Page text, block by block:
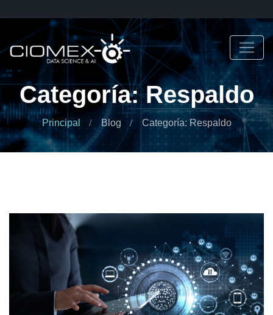
Categoría: Respaldo
Principal Blog Categoría: Respaldo